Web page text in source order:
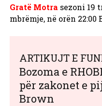
Gratë Motra sezoni 19
mbrëmje, në orën 22:00
ARTIKUJT E
Bozoma e
për zakonet e
Brown